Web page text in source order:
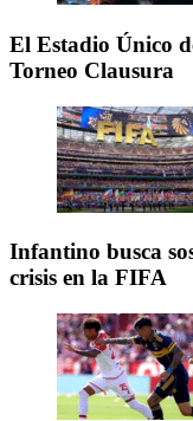
El Estadio Único
Torneo Clausura
Infantino busca
crisis en la FIFA